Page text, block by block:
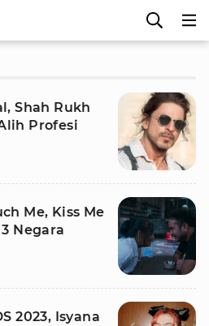
Shah Rukh
Profesi
Me, Kiss Me
Negara
2023, Isyana